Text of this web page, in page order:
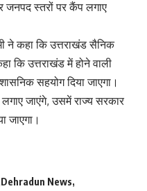
स्तरों पर कैंप लगाए
ने कहा कि उत्तराखंड सैनिक
कि उत्तराखंड में होने वाली
सहयोग दिया जाएगा।
लगाए जाएंगे, उसमें राज्य सरकार
जाएगा।
Dehradun News